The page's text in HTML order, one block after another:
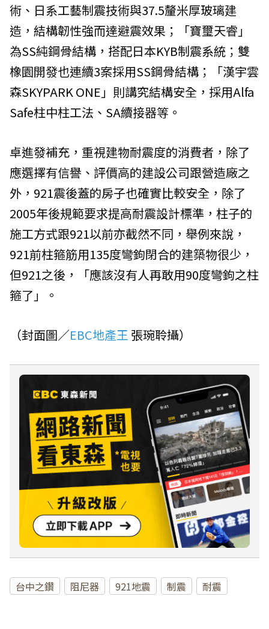
術、日系工藝制震技術與37.5釐米厚玻璃建
造，結構韌性強而達避震效果；「寶璽天睿」
為SS純鋼骨結構，搭配日本KYB制震系統；雙
橡園開發也連續3案採用SS鋼骨結構；「漢宇雲
森SKYPARK ONE」則講究結構安全，採用Alfa
Safe柱中柱工法、SA續接器等。
卓進發補充，重視建物耐震度的消費者，除了
應選擇有信譽、評價高的建設公司跟營造廠之
外，921震後蓋的房子也確實比較安全，除了
2005年後規範要求提高耐震設計標準，柱子的
施工方式跟921以前亦截然不同，舉例來說，
921前柱箍筋用135度彎鉤閉合的建築物很少，
但921之後，「應該沒有人再敢用90度彎鉤之柱
箍了」。
（封面圖／EBC地產王 張琬聆攝）
台中之鑽 阻尼器 921地震 制震 耐震